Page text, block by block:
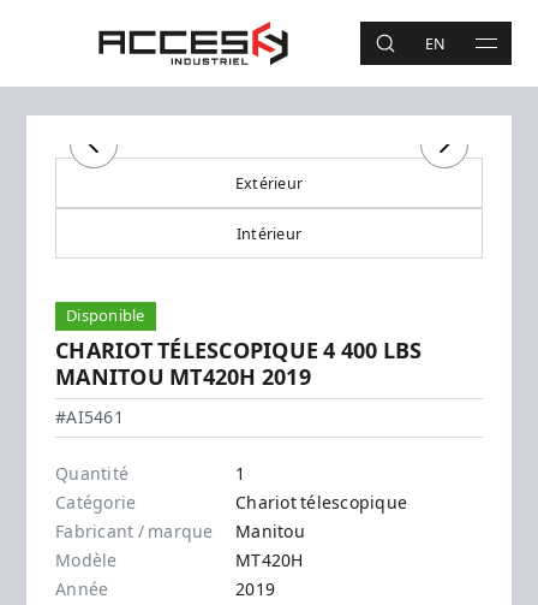
Accès Industriel
RECHERCHE
EN MAIN
Recherche
Précédent Suivant
Précédent Suivant
Extérieur
Intérieur
Disponible
CHARIOT TÉLESCOPIQUE 4 400 LBS
MANITOU MT420H 2019
Manitou - MT420H
#AI5461
Quantité
1
Catégorie
Chariot télescopique
Fabricant / marque
Manitou
Modèle
MT420H
Année
2019